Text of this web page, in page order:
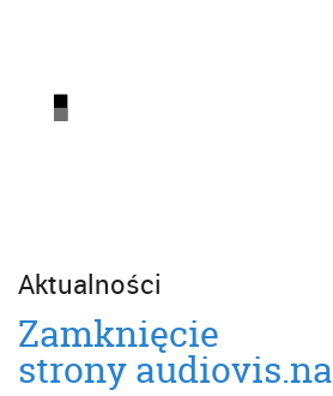
Aktualności
Zamknięcie
strony